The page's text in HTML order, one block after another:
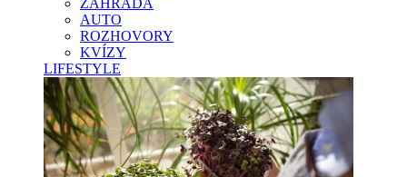
ZÁHRADA
AUTO
ROZHOVORY
KVÍZY
LIFESTYLE